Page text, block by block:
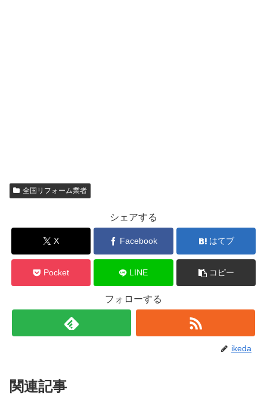
全国リフォーム業者
シェアする
X Facebook はてブ
Pocket LINE コピー
フォローする
ikeda
関連記事